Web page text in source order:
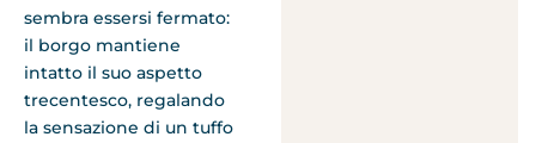
sembra essersi fermato:
il borgo mantiene
intatto il suo aspetto
trecentesco, regalando
la sensazione di un tuffo